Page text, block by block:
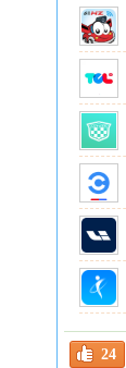
24